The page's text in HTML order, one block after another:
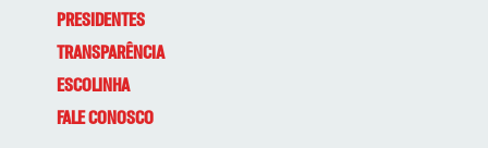
PRESIDENTES
TRANSPARÊNCIA
ESCOLINHA
FALE CONOSCO